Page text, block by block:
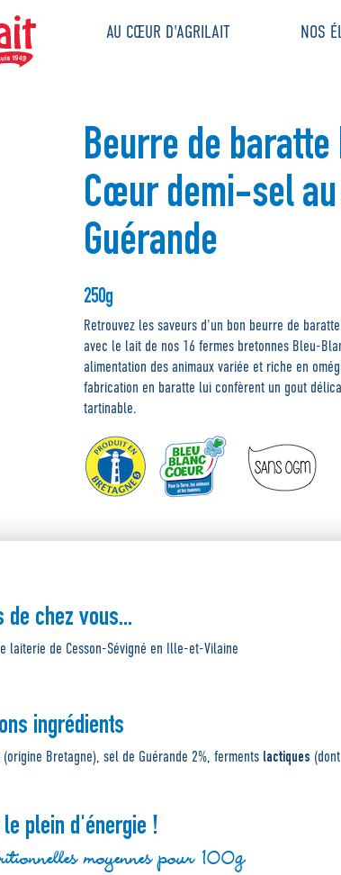
AU CŒUR D'AGRILAIT NOS
Beurre de
Cœur demi-sel
Guérande
250g
Retrouvez les saveurs d'un bon beurre de
avec le lait de nos 16 fermes bretonnes Bleu-
alimentation des animaux variée et riche en
fabrication en baratte lui confèrent un gout
tartinable.
de chez vous...
laiterie de Cesson-Sévigné en Ille-et-Vilaine
ingrédients
(origine Bretagne), sel de Guérande 2%, ferments lactiques (dont
plein d'énergie !
moyennes pour 100g